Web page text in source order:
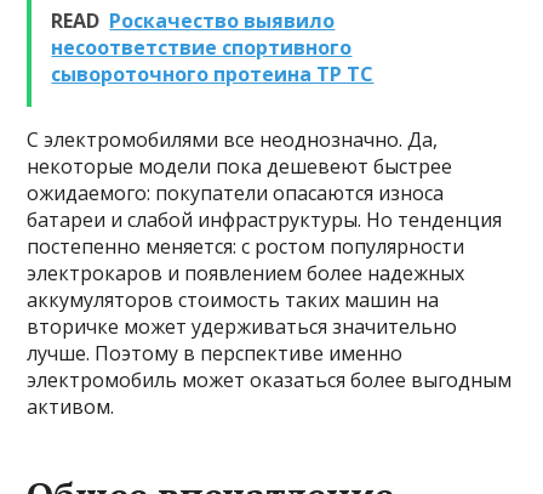
READ Роскачество выявило
несоответствие спортивного
сывороточного протеина ТР ТС
С электромобилями все неоднозначно. Да,
некоторые модели пока дешевеют быстрее
ожидаемого: покупатели опасаются износа
батареи и слабой инфраструктуры. Но тенденция
постепенно меняется: с ростом популярности
электрокаров и появлением более надежных
аккумуляторов стоимость таких машин на
вторичке может удерживаться значительно
лучше. Поэтому в перспективе именно
электромобиль может оказаться более выгодным
активом.